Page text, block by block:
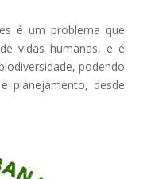
é um problema que
vidas humanas, e é
podendo
planejamento, desde